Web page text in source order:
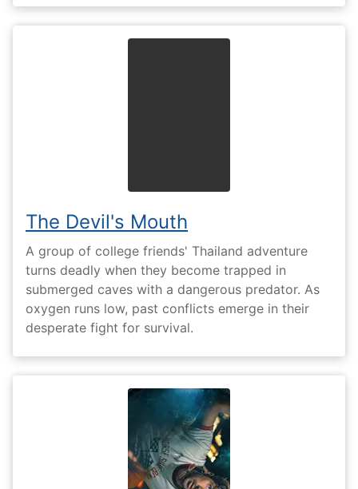
The Devil's Mouth
A group of college friends' Thailand adventure
turns deadly when they become trapped in
submerged caves with a dangerous predator. As
oxygen runs low, past conflicts emerge in their
desperate fight for survival.